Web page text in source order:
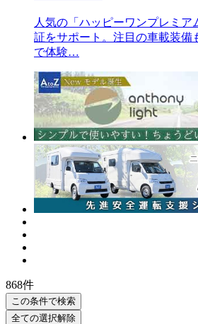
人気の「ハッピーワンプレミア
証をサポート。注目の車載装備
で体験…
868件
この条件で検索
全ての選択解除